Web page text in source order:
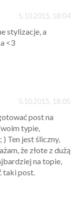
5.10.2015, 18:04
stylizacje, a
<3
5.10.2015, 18:05
post na
typie,
Ten jest śliczny,
że złote z dużą
na topie,
taki post.